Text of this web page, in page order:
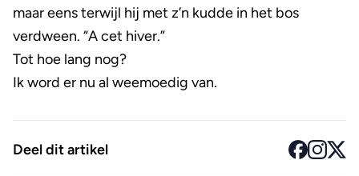
maar eens terwijl hij met z’n kudde in het bos
verdween. “A cet hiver.”
Tot hoe lang nog?
Ik word er nu al weemoedig van.
Deel dit artikel